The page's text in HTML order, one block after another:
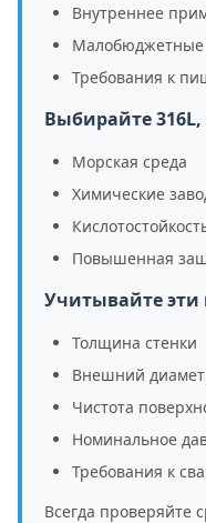
Внутреннее
Малобюджетные
Требования к
Выбирайте
Морская среда
Химические
Повышенная
Учитывайте
Толщина стенки
Внешний
Чистота
Номинальное
Требования к
Всегда проверяйте